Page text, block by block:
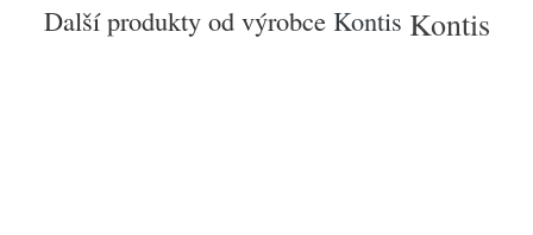
Další produkty od výrobce Kontis Kontis